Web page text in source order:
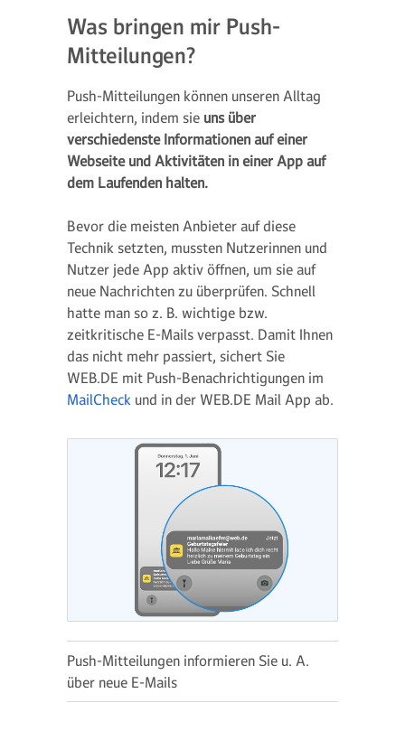
Was bringen mir Push-
Mitteilungen?
Push-Mitteilungen können unseren Alltag
erleichtern, indem sie uns über
verschiedenste Informationen auf einer
Webseite und Aktivitäten in einer App auf
dem Laufenden halten.
Bevor die meisten Anbieter auf diese
Technik setzten, mussten Nutzerinnen und
Nutzer jede App aktiv öffnen, um sie auf
neue Nachrichten zu überprüfen. Schnell
hatte man so z. B. wichtige bzw.
zeitkritische E-Mails verpasst. Damit Ihnen
das nicht mehr passiert, sichert Sie
WEB.DE mit Push-Benachrichtigungen im
MailCheck und in der WEB.DE Mail App ab.
Push-Mitteilungen informieren Sie u. A.
über neue E-Mails